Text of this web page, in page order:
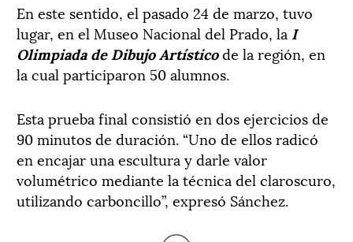
En este sentido, el pasado 24 de marzo, tuvo
lugar, en el Museo Nacional del Prado, la I
Olimpiada de Dibujo Artísticode la región, en
la cual participaron 50 alumnos.
Esta prueba final consistió en dos ejercicios de
90 minutos de duración. “Uno de ellos radicó
en encajar una escultura y darle valor
volumétrico mediante la técnica del claroscuro,
utilizando carboncillo”, expresó Sánchez.